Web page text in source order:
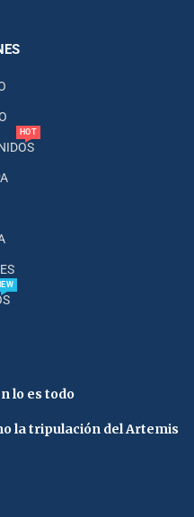
HOT
lo es todo
la tripulación del Artemis